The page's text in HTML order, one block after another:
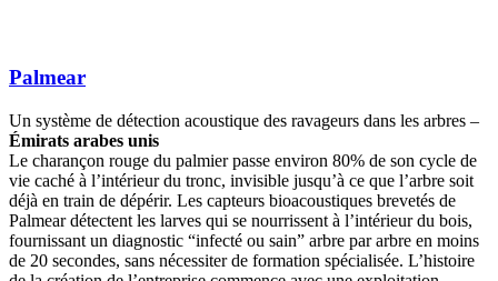
Palmear
Un système de détection acoustique des ravageurs dans les arbres –
Émirats arabes unis
Le charançon rouge du palmier passe environ 80% de son cycle de
vie caché à l’intérieur du tronc, invisible jusqu’à ce que l’arbre soit
déjà en train de dépérir. Les capteurs bioacoustiques brevetés de
Palmear détectent les larves qui se nourrissent à l’intérieur du bois,
fournissant un diagnostic “infecté ou sain” arbre par arbre en moins
de 20 secondes, sans nécessiter de formation spécialisée. L’histoire